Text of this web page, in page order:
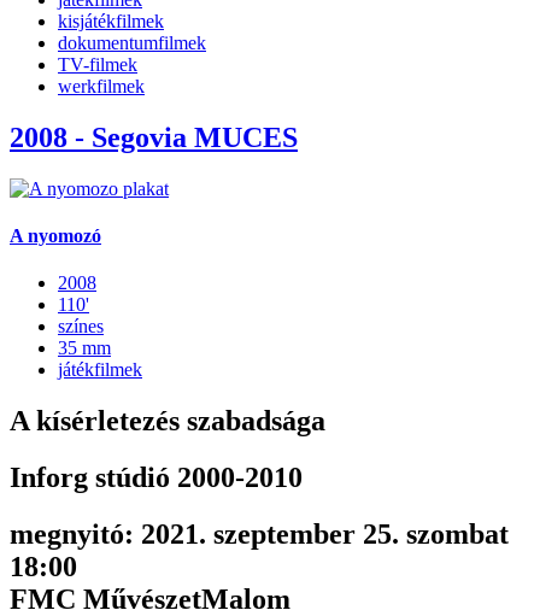
kisjátékfilmek
dokumentumfilmek
TV-filmek
werkfilmek
2008 - Segovia MUCES
A nyomozó
2008
110'
színes
35 mm
játékfilmek
A kísérletezés szabadsága
Inforg stúdió 2000-2010
megnyitó: 2021. szeptember 25. szombat
18:00
FMC MűvészetMalom